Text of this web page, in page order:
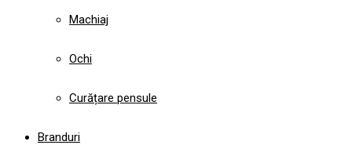
Machiaj
Ochi
Curățare pensule
Branduri